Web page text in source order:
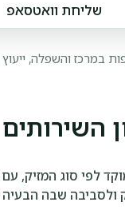
שליחת וואטסאפ
במרכז והשפלה,
לפי סוג המזיק,
ולסביבה שבה הבעיה